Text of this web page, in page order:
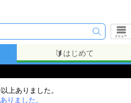
メニュー
はじめて
上ありました。
りました。